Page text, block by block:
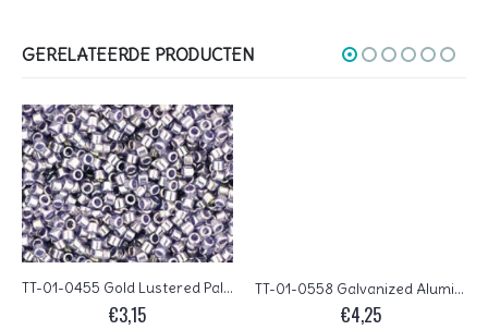
GERELATEERDE PRODUCTEN
TT-01-0455 Gold Lustered Pale Wisteria TOHO Treasures 11/0
€3,15
TT-01-0558 Galvanized Aluminum TOHO Treasures 11/0
€4,25